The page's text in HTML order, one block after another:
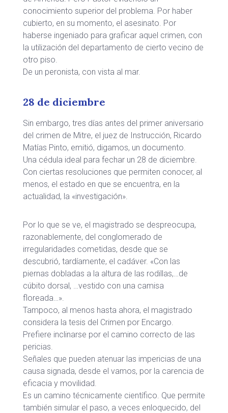
conocimiento superior del problema. Por haber
cubierto, en su momento, el asesinato. Por
haberse ingeniado para graficar aquel crimen, con
la utilización del departamento de cierto vecino de
otro piso.
De un peronista, con vista al mar.
28 de diciembre
Sin embargo, tres días antes del primer aniversario
del crimen de Mitre, el juez de Instrucción, Ricardo
Matías Pinto, emitió, digamos, un documento.
Una cédula ideal para fechar un 28 de diciembre.
Con ciertas resoluciones que permiten conocer, al
menos, el estado en que se encuentra, en la
actualidad, la «investigación».
Por lo que se ve, el magistrado se despreocupa,
razonablemente, del conglomerado de
irregularidades cometidas, desde que se
descubrió, tardíamente, el cadáver. «Con las
piernas dobladas a la altura de las rodillas,…de
cúbito dorsal, …vestido con una camisa
floreada…».
Tampoco, al menos hasta ahora, el magistrado
considera la tesis del Crimen por Encargo.
Prefiere inclinarse por el camino correcto de las
pericias.
Señales que pueden atenuar las impericias de una
causa signada, desde el vamos, por la carencia de
eficacia y movilidad.
Es un camino técnicamente científico. Que permite
también simular el paso, a veces enloquecido, del